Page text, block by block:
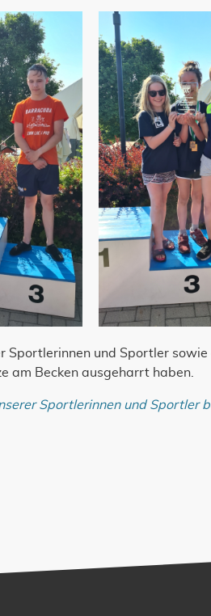
Sportlerinnen und Sportler
am Becken ausgeharrt haben.
Sportlerinnen und Sportler